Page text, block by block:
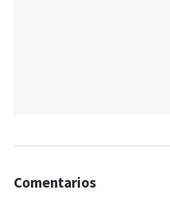
Comentarios